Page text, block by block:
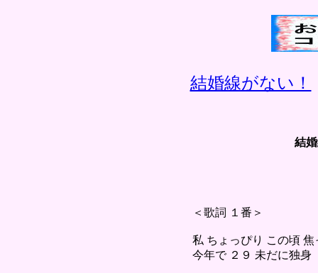
結婚線がない！
結
＜歌詞 １番＞
私 ちょっぴり この頃 焦
今年で ２９ 未だに独身